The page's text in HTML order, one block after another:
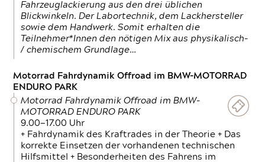
Fahrzeuglackierung aus den drei üblichen
Blickwinkeln. Der Labortechnik, dem Lackhersteller
sowie dem Handwerk. Somit erhalten die
Teilnehmer*Innen den nötigen Mix aus physikalisch-
/ chemischem Grundlage…
Motorrad Fahrdynamik Offroad im BMW-MOTORRAD
ENDURO PARK
Motorrad Fahrdynamik Offroad im BMW-
MOTORRAD ENDURO PARK
9.00—17.00 Uhr
+ Fahrdynamik des Kraftrades in der Theorie + Das
korrekte Einsetzen der vorhandenen technischen
Hilfsmittel + Besonderheiten des Fahrens im